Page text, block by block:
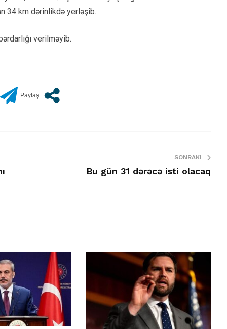
34 km dərinlikdə yerləşib.
verilməyib.
SONRAKI
Bu gün 31 dərəcə isti olacaq